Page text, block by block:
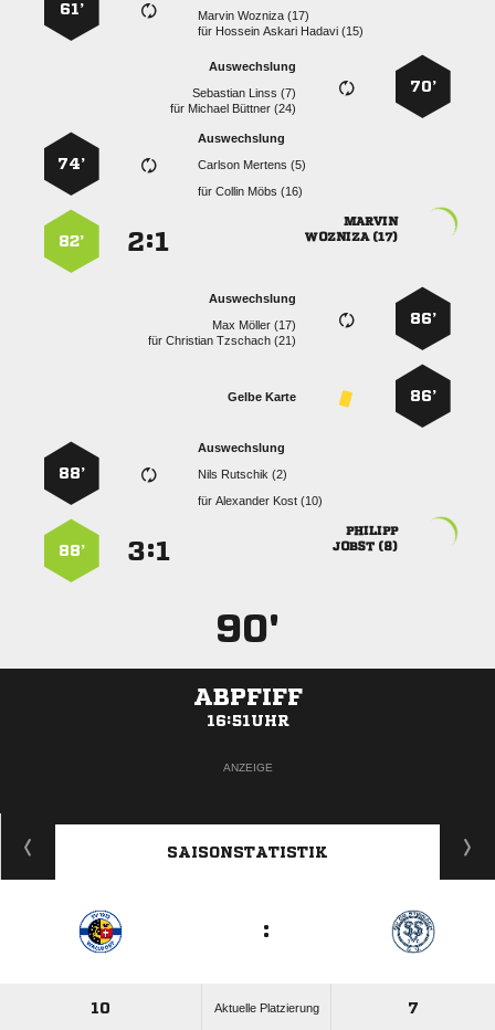
  
für    
61’
70’
Auswechslung
  
für   
Auswechslung
  
für  
74’

 
:
82’
86’
Auswechslung
  
für  
86’
Gelbe Karte
Auswechslung
  
für  
88’

 
:
88’
90'
ABPFIFF
16:51UHR
ANZEIGE
SAISONSTATISTIK
:
10 Aktuelle Platzierung 7